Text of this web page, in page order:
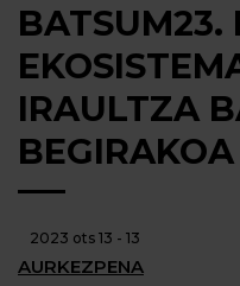
BATSUM23.
IRAULTZA
BEGIRAKOA
2023 ots 13 - 13
AURKEZPENA